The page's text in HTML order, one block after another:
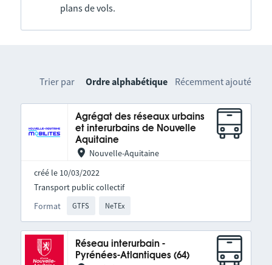
plans de vols.
Trier par Ordre alphabétique Récemment ajouté
Agrégat des réseaux urbains
et interurbains de Nouvelle
Aquitaine
Nouvelle-Aquitaine
créé le 10/03/2022
Format GTFS NeTEx
Transport public collectif
Réseau interurbain -
Pyrénées-Atlantiques (64)